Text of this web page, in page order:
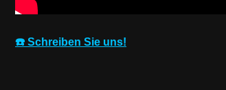
☎️ Schreiben Sie uns!